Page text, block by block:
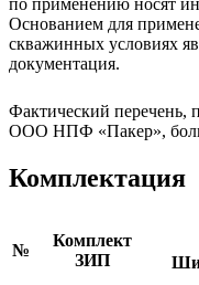
Основанием для
скважинных условиях
документация.
Фактический перечень,
ООО НПФ «Пакер»,
Комплектация
№
Комплект
ЗИП